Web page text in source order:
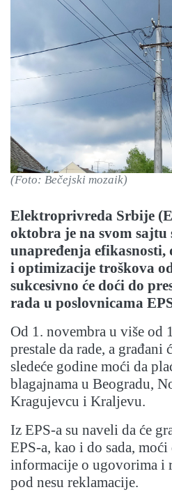
(Foto: Bečejski mozaik)
Elektroprivreda Srbije
oktobra je na svom sajtu
unapređenja
i optimizacije troškova
sukcesivno će doći do
rada u poslovnicama
Od 1. novembra u više od
prestale da rade, a građani
sledeće godine moći da
blagajnama u Beogradu,
Kragujevcu i Kraljevu.
Iz EPS-a su naveli da će
EPS-a, kao i do sada,
informacije o ugovorima i
pod nesu reklamacije.